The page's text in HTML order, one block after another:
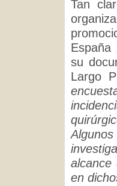
Tan
España
su
Largo
alcance
en